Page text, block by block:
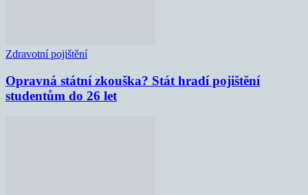
Zdravotní pojištění
Opravná státní zkouška? Stát hradí pojištění
studentům do 26 let